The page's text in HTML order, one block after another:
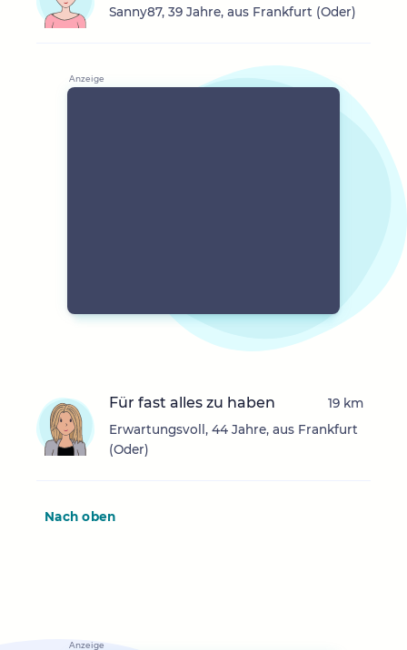
Sanny87, 39 Jahre, aus Frankfurt (Oder)
Für fast alles zu haben
Erwartungsvoll, 44 Jahre, aus Frankfurt
(Oder)
19 km
Nach oben